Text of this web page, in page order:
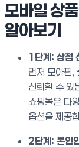
모바일 상
알아보기
1단계: 상점
먼저 모아핀,
신뢰할 수 있
쇼핑몰은 다
옵션을 제공
2단계: 본인